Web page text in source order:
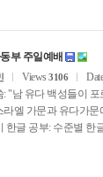
부 주일예배
Views3106
: "남 유다 백성들이
라엘 가문과 유다가
한글 공부: 수준별